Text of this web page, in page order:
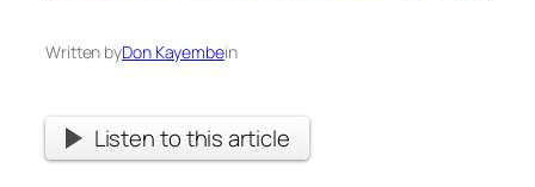
Written byDon Kayembein
Listen to this article